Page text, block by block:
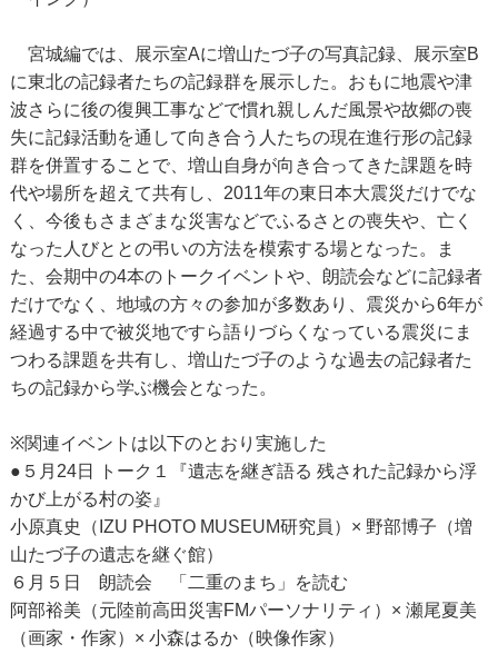
宮城編では、展示室Aに増山たづ子の写真記録、展示室B
に東北の記録者たちの記録群を展示した。おもに地震や津
波さらに後の復興工事などで慣れ親しんだ風景や故郷の喪
失に記録活動を通して向き合う人たちの現在進行形の記録
群を併置することで、増山自身が向き合ってきた課題を時
代や場所を超えて共有し、2011年の東日本大震災だけでな
く、今後もさまざまな災害などでふるさとの喪失や、亡く
なった人びととの弔いの方法を模索する場となった。ま
た、会期中の4本のトークイベントや、朗読会などに記録者
だけでなく、地域の方々の参加が多数あり、震災から6年が
経過する中で被災地ですら語りづらくなっている震災にま
つわる課題を共有し、増山たづ子のような過去の記録者た
ちの記録から学ぶ機会となった。
※関連イベントは以下のとおり実施した
●５月24日 トーク１『遺志を継ぎ語る 残された記録から浮
かび上がる村の姿』
小原真史（IZU PHOTO MUSEUM研究員）× 野部博子（増
山たづ子の遺志を継ぐ館）
６月５日 朗読会 「二重のまち」を読む
阿部裕美（元陸前高田災害FMパーソナリティ）× 瀬尾夏美
（画家・作家）× 小森はるか（映像作家）